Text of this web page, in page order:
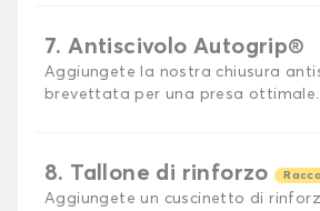
7. Antiscivolo Autogrip®
Aggiungete la nostra chiusura
brevettata per una presa ottimale.
8. Tallone di rinforzo
Aggiungete un cuscinetto di